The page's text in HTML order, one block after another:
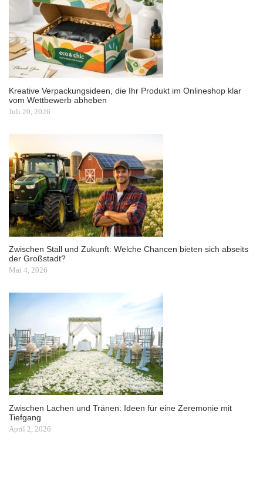
Kreative Verpackungsideen, die Ihr Produkt im Onlineshop klar
vom Wettbewerb abheben
Juli 20, 2026
Zwischen Stall und Zukunft: Welche Chancen bieten sich abseits
der Großstadt?
Mai 4, 2026
Zwischen Lachen und Tränen: Ideen für eine Zeremonie mit
Tiefgang
April 2, 2026